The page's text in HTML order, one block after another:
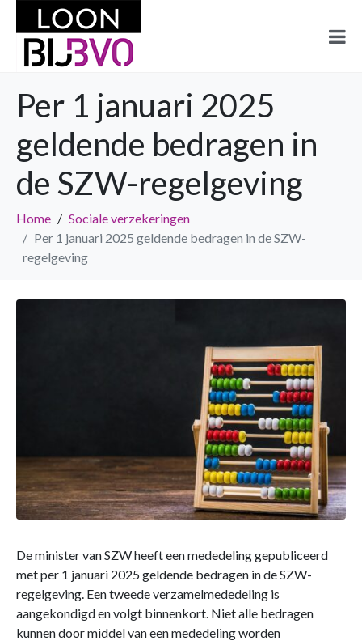
Per 1 januari 2025
geldende bedragen in
de SZW-regelgeving
Home
Sociale verzekeringen
Per 1 januari 2025 geldende bedragen in de SZW-
regelgeving
De minister van SZW heeft een mededeling gepubliceerd
met per 1 januari 2025 geldende bedragen in de SZW-
regelgeving. Een tweede verzamelmededeling is
aangekondigd en volgt binnenkort. Niet alle bedragen
kunnen door middel van een mededeling worden